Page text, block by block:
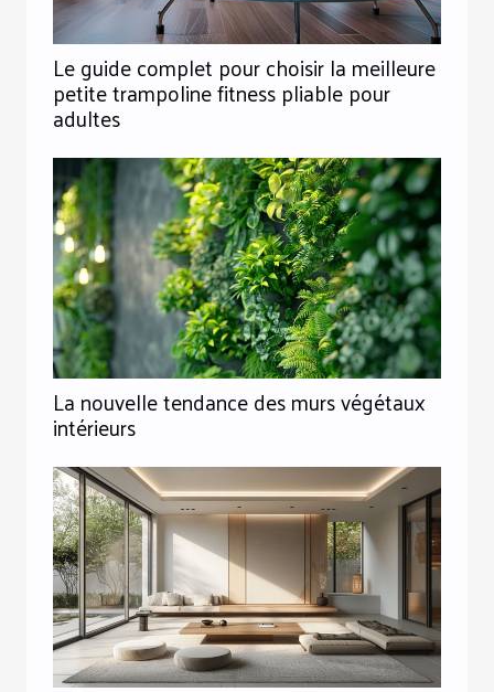
Le guide complet pour choisir la meilleure
petite trampoline fitness pliable pour
adultes
La nouvelle tendance des murs végétaux
intérieurs